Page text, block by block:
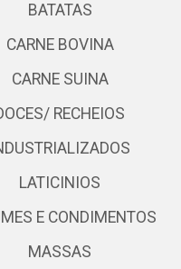
BATATAS
CARNE BOVINA
CARNE SUINA
RECHEIOS
LATICINIOS
E CONDIMENTOS
MASSAS